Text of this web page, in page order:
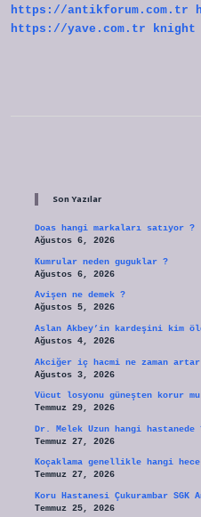
https://antikforum.com.tr
https://yave.com.tr
knight
Son Yazılar
Doas hangi markaları satıyor ?
Ağustos 6, 2026
Kumrular neden guguklar ?
Ağustos 6, 2026
Avişen ne demek ?
Ağustos 5, 2026
Aslan Akbey’in kardeşini kim
Ağustos 4, 2026
Akciğer iç hacmi ne zaman
Ağustos 3, 2026
Vücut losyonu güneşten korur
Temmuz 29, 2026
Dr. Melek Uzun hangi hastanede
Temmuz 27, 2026
Koçaklama genellikle hangi
Temmuz 27, 2026
Koru Hastanesi Çukurambar SGK
Temmuz 25, 2026